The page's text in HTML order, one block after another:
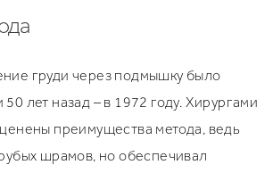
груди через подмышку было
лет назад – в 1972 году. Хирургами
преимущества метода, ведь
шрамов, но обеспечивал